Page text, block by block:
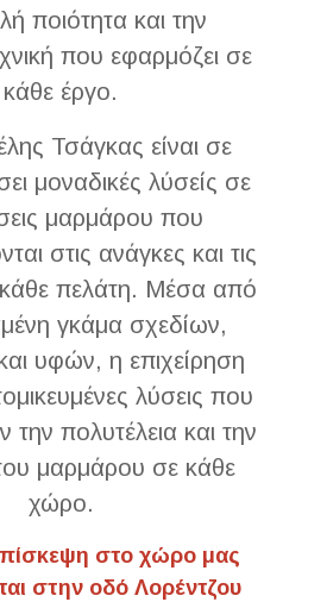
ποιότητα και την
που εφαρμόζει σε
κάθε έργο.
Τσάγκας είναι σε
μοναδικές λύσείς σε
μαρμάρου που
στις ανάγκες και τις
κάθε πελάτη. Μέσα από
γκάμα σχεδίων,
υφών, η επιχείρηση
λύσεις που
την πολυτέλεια και την
μαρμάρου σε κάθε
χώρο.
στο χώρο μας
στην οδό Λορέντζου